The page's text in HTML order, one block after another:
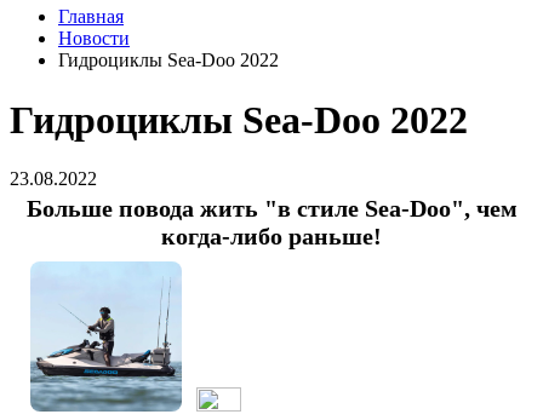
Главная
Новости
Гидроциклы Sea-Doo 2022
Гидроциклы Sea-Doo 2022
23.08.2022
Больше повода жить "в стиле Sea-Doo", чем
когда-либо раньше!